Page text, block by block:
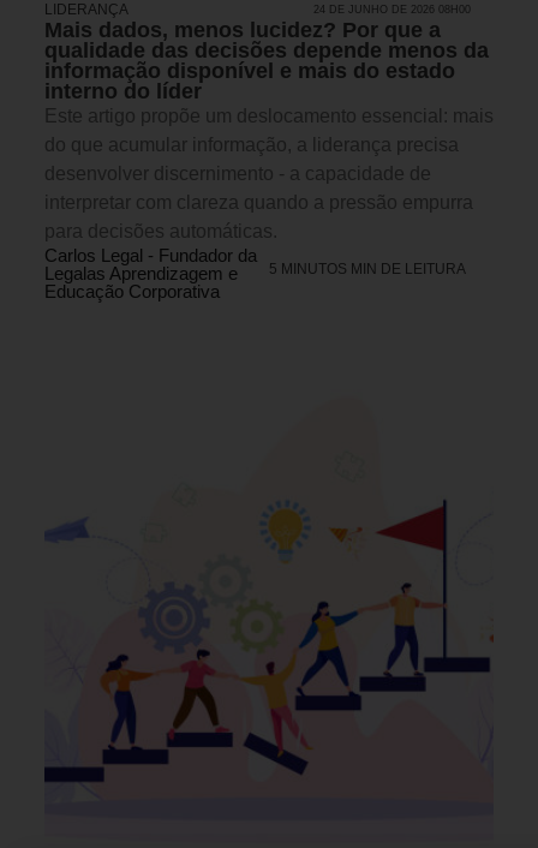
LIDERANÇA 24 DE JUNHO DE 2026 08H00
Mais dados, menos lucidez? Por que a
qualidade das decisões depende menos da
informação disponível e mais do estado
interno do líder
Este artigo propõe um deslocamento essencial: mais
do que acumular informação, a liderança precisa
desenvolver discernimento - a capacidade de
interpretar com clareza quando a pressão empurra
para decisões automáticas.
Carlos Legal - Fundador da
Legalas Aprendizagem e
Educação Corporativa
5 MINUTOS MIN DE LEITURA